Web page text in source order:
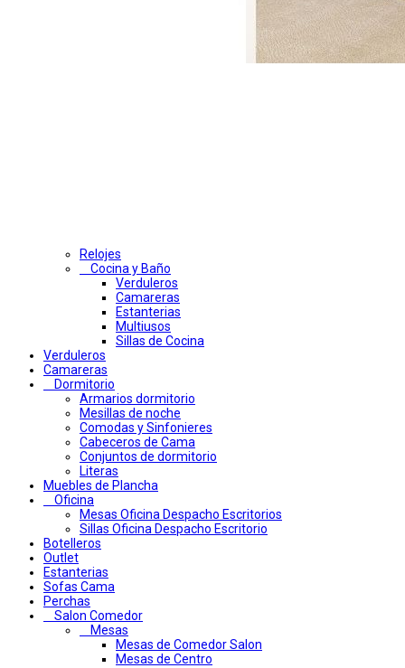
Relojes
Cocina y Baño
Verduleros
Camareras
Estanterias
Multiusos
Sillas de Cocina
Verduleros
Camareras
Dormitorio
Armarios dormitorio
Mesillas de noche
Comodas y Sinfonieres
Cabeceros de Cama
Conjuntos de dormitorio
Literas
Muebles de Plancha
Oficina
Mesas Oficina Despacho Escritorios
Sillas Oficina Despacho Escritorio
Botelleros
Outlet
Estanterias
Sofas Cama
Perchas
Salon Comedor
Mesas
Mesas de Comedor Salon
Mesas de Centro